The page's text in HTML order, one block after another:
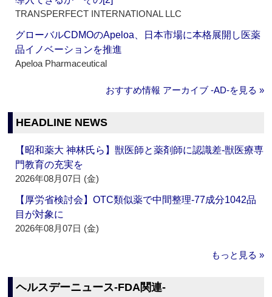
TRANSPERFECT INTERNATIONAL LLC
グローバルCDMOのApeloa、日本市場に本格展開し医薬
品イノベーションを推進
Apeloa Pharmaceutical
おすすめ情報 アーカイブ ‐AD‐を見る »
HEADLINE NEWS
【昭和薬大 神林氏ら】獣医師と薬剤師に認識差‐獣医療専
門教育の充実を
2026年08月07日 (金)
【厚労省検討会】OTC類似薬で中間整理‐77成分1042品
目が対象に
2026年08月07日 (金)
もっと見る »
ヘルスデーニュース‐FDA関連‐